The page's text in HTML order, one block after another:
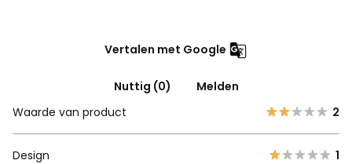
Vertalen met Google
Nuttig (0)
Melden
Waarde van product
2
Design 1